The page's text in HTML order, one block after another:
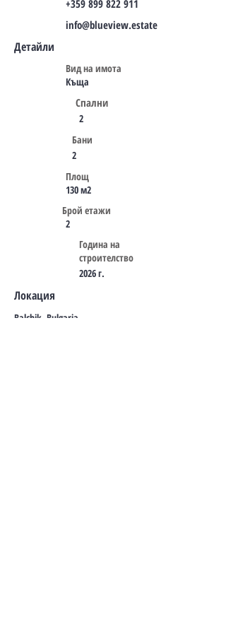
+359 899 822 911
info@blueview.estate
Детайли
Вид на имота
Къща
Спални
2
Бани
2
Площ
130 м2
Брой етажи
2
Година на
строителство
2026 г.
Локация
Balchik, Bulgaria